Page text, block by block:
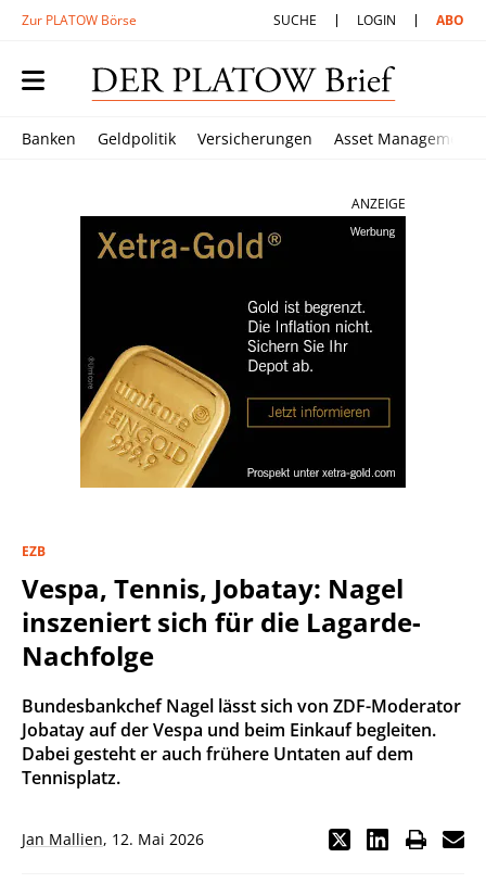
Zur PLATOW Börse SUCHE LOGIN ABO
Banken Geldpolitik Versicherungen Asset Management
ANZEIGE
EZB
Vespa, Tennis, Jobatay: Nagel
inszeniert sich für die Lagarde-
Nachfolge
Bundesbankchef Nagel lässt sich von ZDF-Moderator
Jobatay auf der Vespa und beim Einkauf begleiten.
Dabei gesteht er auch frühere Untaten auf dem
Tennisplatz.
Jan Mallien, 12. Mai 2026